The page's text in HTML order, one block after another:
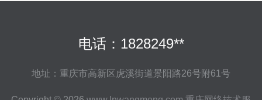
电话：1828249**
地址：重庆市高新区虎溪街道景阳路26号附61号